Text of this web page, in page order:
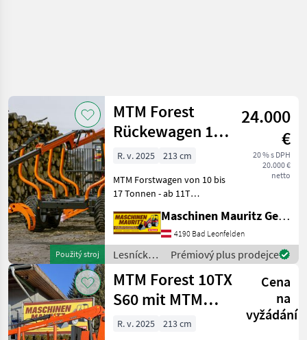
Použitý stroj
MTM Forest
Rückewagen 10-
17 Tonnen, MTM
Forstkran
24.000
€
20 % s DPH
20.000 €
netto
R. v. 2025
213 cm
MTM Forstwagen von 10 bis
17 Tonnen - ab 11T
Knickdeichsel -
Pulverbeschichtung -
optional Forwarderrungen -
Druckluft oder hydraulische
Bremse
Maschinen Mauritz GesmbH
4190 Bad Leonfelden
Lesnícke a
drevárske
stroje /
MTM
Forest
Prémiový plus prodejce
MTM Forest 10TX
S60 mit MTM
7100 Kran
Cena
na
vyžádání
R. v. 2025
213 cm